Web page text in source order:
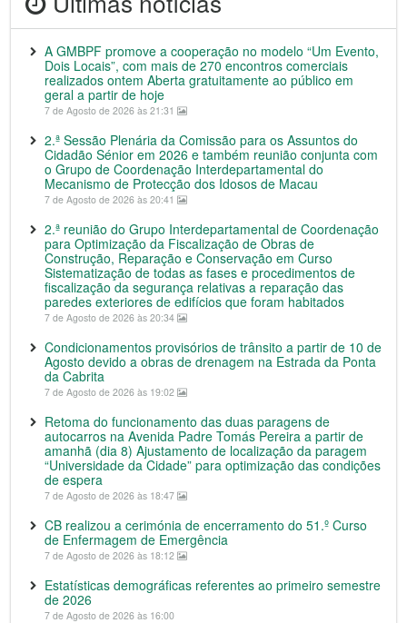
A GMBPF promove a cooperação no modelo “Um Evento,
Dois Locais”, com mais de 270 encontros comerciais
realizados ontem Aberta gratuitamente ao público em
geral a partir de hoje
7 de Agosto de 2026 às 21:31
2.ª Sessão Plenária da Comissão para os Assuntos do
Cidadão Sénior em 2026 e também reunião conjunta com
o Grupo de Coordenação Interdepartamental do
Mecanismo de Protecção dos Idosos de Macau
7 de Agosto de 2026 às 20:41
2.ª reunião do Grupo Interdepartamental de Coordenação
para Optimização da Fiscalização de Obras de
Construção, Reparação e Conservação em Curso
Sistematização de todas as fases e procedimentos de
fiscalização da segurança relativas a reparação das
paredes exteriores de edifícios que foram habitados
7 de Agosto de 2026 às 20:34
Condicionamentos provisórios de trânsito a partir de 10 de
Agosto devido a obras de drenagem na Estrada da Ponta
da Cabrita
7 de Agosto de 2026 às 19:02
Retoma do funcionamento das duas paragens de
autocarros na Avenida Padre Tomás Pereira a partir de
amanhã (dia 8) Ajustamento de localização da paragem
“Universidade da Cidade” para optimização das condições
de espera
7 de Agosto de 2026 às 18:47
CB realizou a cerimónia de encerramento do 51.º Curso
de Enfermagem de Emergência
7 de Agosto de 2026 às 18:12
Estatísticas demográficas referentes ao primeiro semestre
de 2026
7 de Agosto de 2026 às 16:00